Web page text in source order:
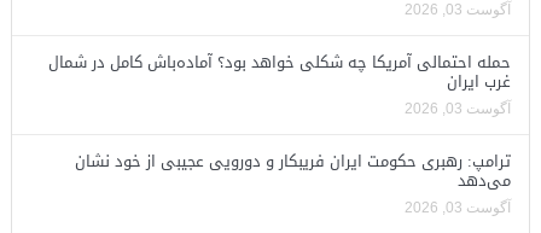
آگوست 03, 2026
حمله احتمالی آمریکا چه شکلی خواهد بود؟ آماده‌باش کامل در شمال
غرب ایران
آگوست 03, 2026
ترامپ: رهبری حکومت ایران فریبکار و دورویی عجیبی از خود نشان
می‌دهد
آگوست 03, 2026